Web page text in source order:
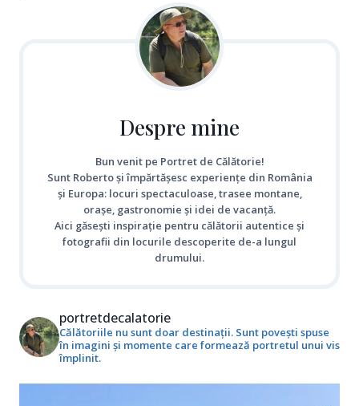
Despre mine
Bun venit pe Portret de Călătorie!
Sunt Roberto și împărtășesc experiențe din România
și Europa: locuri spectaculoase, trasee montane,
orașe, gastronomie și idei de vacanță.
Aici găsești inspirație pentru călătorii autentice și
fotografii din locurile descoperite de-a lungul
drumului.
portretdecalatorie
Călătoriile nu sunt doar destinații. Sunt povești spuse
în imagini și momente care formează portretul unui vis
împlinit.